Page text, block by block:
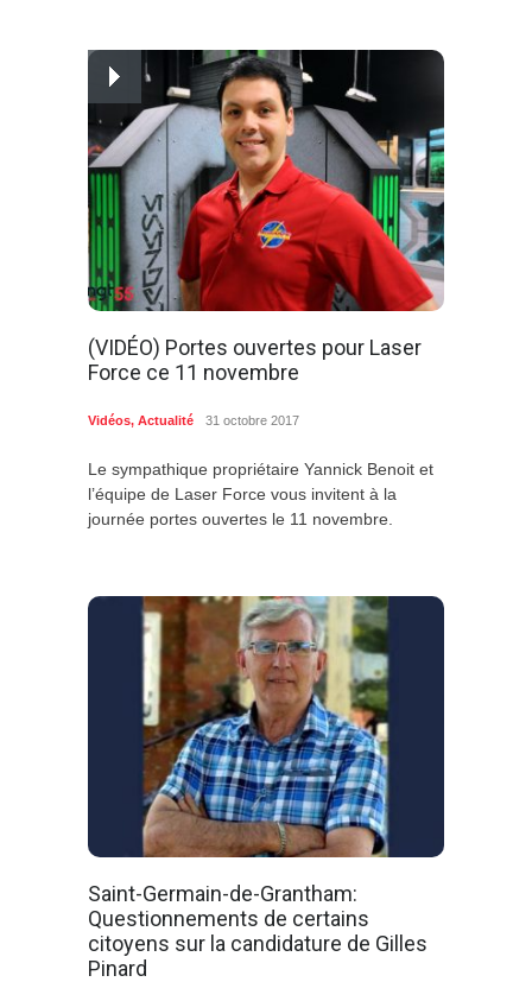
(VIDÉO) Portes ouvertes pour Laser
Force ce 11 novembre
Vidéos, Actualité 31 octobre 2017
Le sympathique propriétaire Yannick Benoit et
l’équipe de Laser Force vous invitent à la
journée portes ouvertes le 11 novembre.
Saint-Germain-de-Grantham:
Questionnements de certains
citoyens sur la candidature de Gilles
Pinard